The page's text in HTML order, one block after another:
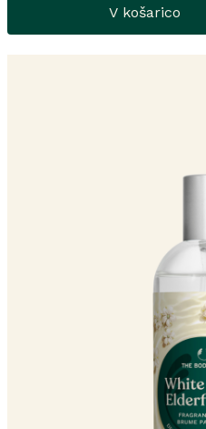
V košarico